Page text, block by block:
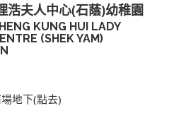
浩夫人中心(石蔭)幼稚園
KUNG HUI LADY
(SHEK YAM)
地下(點去)